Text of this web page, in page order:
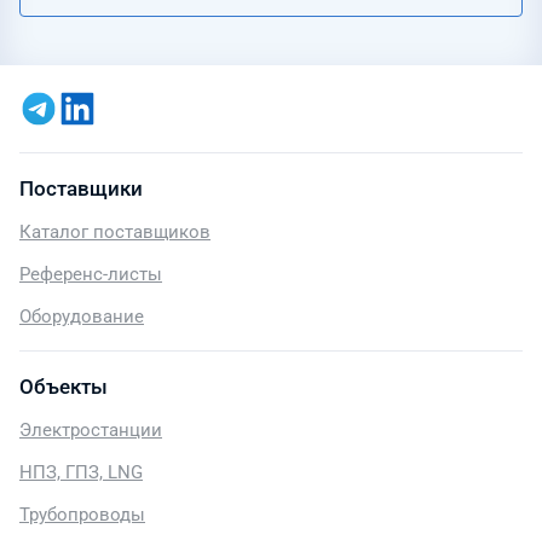
Поставщики
Каталог поставщиков
Референс-листы
Оборудование
Объекты
Электростанции
НПЗ, ГПЗ, LNG
Трубопроводы